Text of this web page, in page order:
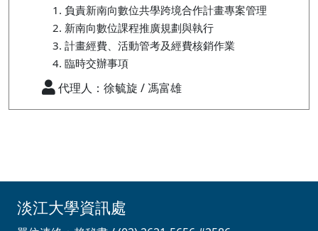
負責新南向數位共學跨境合作計畫專案管理
新南向數位課程推廣規劃與執行
計畫經費、活動管考及經費核銷作業
臨時交辦事項
代理人：徐毓旋 / 馮富雄
淡江大學資訊處